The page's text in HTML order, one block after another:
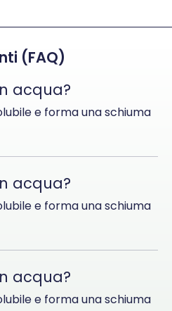
(FAQ)
acqua?
e forma una schiuma
acqua?
e forma una schiuma
acqua?
e forma una schiuma